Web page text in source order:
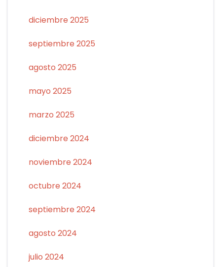
diciembre 2025
septiembre 2025
agosto 2025
mayo 2025
marzo 2025
diciembre 2024
noviembre 2024
octubre 2024
septiembre 2024
agosto 2024
julio 2024